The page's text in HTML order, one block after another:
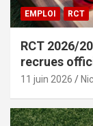
EMPLOI RCT
RCT 2026/
recrues
11 juin 2026